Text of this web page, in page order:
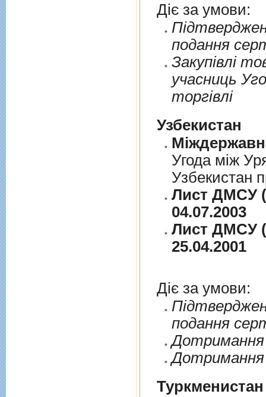
Діє за умови:
подання
Закупiвлi
учасниць
торгiвлi
Узбекистан
Угода між
Узбекистан
Лист ДМСУ
04.07.2003
Лист ДМСУ
25.04.2001
Діє за умови:
подання
Дотримання
Дотримання
Туркменистан